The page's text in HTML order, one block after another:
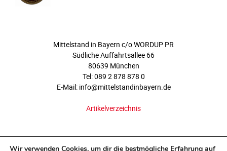
Mittelstand in Bayern c/o WORDUP PR
Südliche Auffahrtsallee 66
80639 München
Tel: 089 2 878 878 0
E-Mail: info@mittelstandinbayern.de
Artikelverzeichnis
Wir verwenden Cookies, um dir die bestmögliche Erfahrung auf